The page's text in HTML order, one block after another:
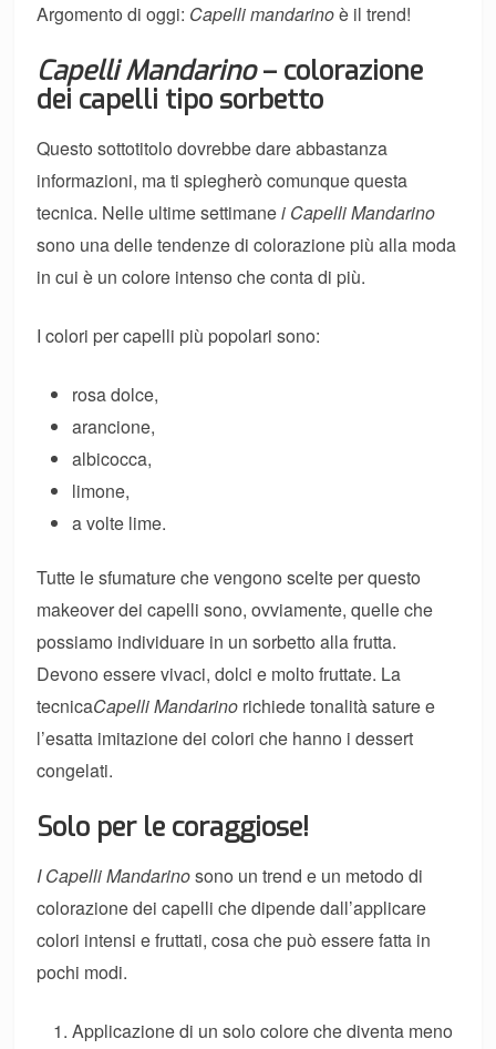
Argomento di oggi: Capelli mandarinoè il trend!
Capelli Mandarino– colorazione
dei capelli tipo sorbetto
Questo sottotitolo dovrebbe dare abbastanza
informazioni, ma ti spiegherò comunque questa
tecnica. Nelle ultime settimanei Capelli Mandarino
sono una delle tendenze di colorazione più alla moda
in cui è un colore intenso che conta di più.
I colori per capelli più popolari sono:
rosa dolce,
arancione,
albicocca,
limone,
a volte lime.
Tutte le sfumature che vengono scelte per questo
makeover dei capelli sono, ovviamente, quelle che
possiamo individuare in un sorbetto alla frutta.
Devono essere vivaci, dolci e molto fruttate. La
tecnicaCapelli Mandarino richiede tonalità sature e
l’esatta imitazione dei colori che hanno i dessert
congelati.
Solo per le coraggiose!
I Capelli Mandarinosono un trend e un metodo di
colorazione dei capelli che dipende dall’applicare
colori intensi e fruttati, cosa che può essere fatta in
pochi modi.
Applicazione di un solo colore che diventa meno